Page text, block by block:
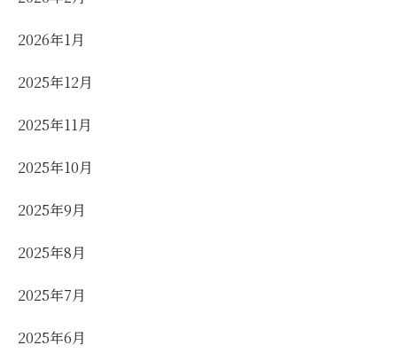
2026年1月
2025年12月
2025年11月
2025年10月
2025年9月
2025年8月
2025年7月
2025年6月